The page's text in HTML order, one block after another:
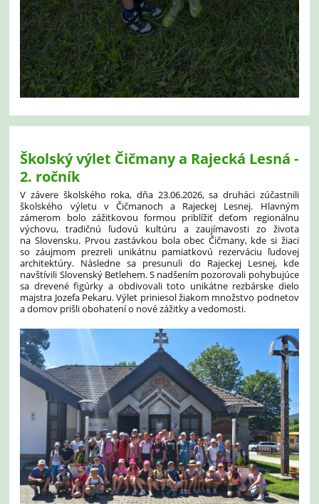
Školský výlet Čičmany a Rajecká Lesná -
2. ročník
V závere školského roka, dňa 23.06.2026, sa druháci zúčastnili
školského výletu v Čičmanoch a Rajeckej Lesnej. Hlavným
zámerom bolo zážitkovou formou priblížiť deťom regionálnu
výchovu, tradičnú ľudovú kultúru a zaujímavosti zo života
na Slovensku. Prvou zastávkou bola obec Čičmany, kde si žiaci
so záujmom prezreli unikátnu pamiatkovú rezerváciu ľudovej
architektúry. Následne sa presunuli do Rajeckej Lesnej, kde
navštívili Slovenský Betlehem. S nadšením pozorovali pohybujúce
sa drevené figúrky a obdivovali toto unikátne rezbárske dielo
majstra Jozefa Pekaru. Výlet priniesol žiakom množstvo podnetov
a domov prišli obohatení o nové zážitky a vedomosti.